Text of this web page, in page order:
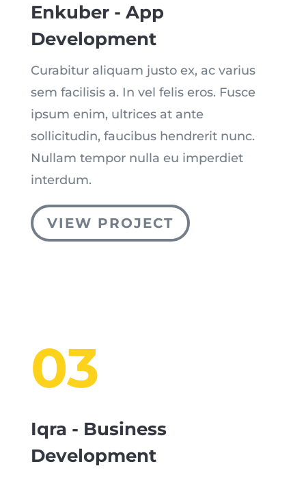
Enkuber - App
Development
Curabitur aliquam justo ex, ac varius
sem facilisis a. In vel felis eros. Fusce
ipsum enim, ultrices at ante
sollicitudin, faucibus hendrerit nunc.
Nullam tempor nulla eu imperdiet
interdum.
VIEW PROJECT
03
Iqra - Business
Development